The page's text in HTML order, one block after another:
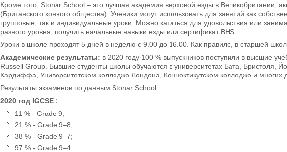
Кроме того, Stonar School – это лучшая академия верховой езды в Великобритании,
(Британского конного общества). Ученики могут использовать для занятий как
групповые, так и индивидуальные уроки. Можно кататься для удовольствия или
разного уровня, получить начальные навыки езды или сертификат BHS.
Уроки в школе проходят 5 дней в неделю с 9.00 до 16.00. Как правило, в старшей
Академические результаты: в 2020 году 100 % выпускников поступили в высшие
Russell Group. Бывшие студенты школы обучаются в университетах Бата, Бристоля,
Кардиффа, Университетском колледже Лондона, Коннектикутском колледже и многих
Результаты экзаменов по данным Stonar School:
2020 год IGCSE :
11 % - Grade 9;
21 % - Grade 9–8;
38 % - Grade 9–7;
97 % - Grade 9–4.